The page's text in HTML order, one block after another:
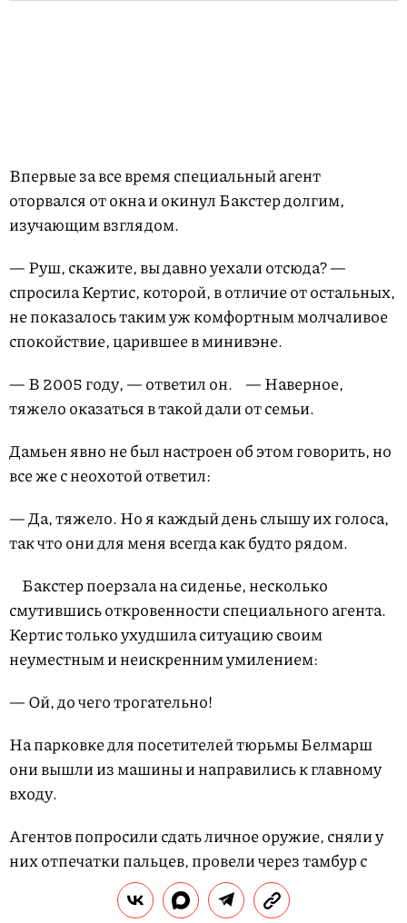
Впервые за все время специальный агент
оторвался от окна и окинул Бакстер долгим,
изучающим взглядом.
— Руш, скажите, вы давно уехали отсюда? —
спросила Кертис, которой, в отличие от остальных,
не показалось таким уж комфортным молчаливое
спокойствие, царившее в минивэне.
— В 2005 году, — ответил он. — Наверное,
тяжело оказаться в такой дали от семьи.
Дамьен явно не был настроен об этом говорить, но
все же с неохотой ответил:
— Да, тяжело. Но я каждый день слышу их голоса,
так что они для меня всегда как будто рядом.
Бакстер поерзала на сиденье, несколько
смутившись откровенности специального агента.
Кертис только ухудшила ситуацию своим
неуместным и неискренним умилением:
— Ой, до чего трогательно!
На парковке для посетителей тюрьмы Белмарш
они вышли из машины и направились к главному
входу.
Агентов попросили сдать личное оружие, сняли у
них отпечатки пальцев, провели через тамбур с
металлодетектором, просветили рентгеном,
обыскали вручную, после чего попросили